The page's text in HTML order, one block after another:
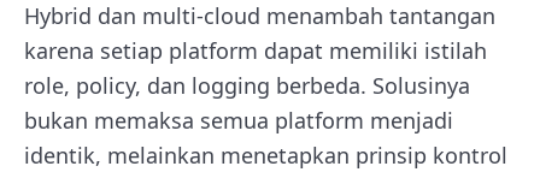
Hybrid dan multi-cloud menambah tantangan
karena setiap platform dapat memiliki istilah
role, policy, dan logging berbeda. Solusinya
bukan memaksa semua platform menjadi
identik, melainkan menetapkan prinsip kontrol